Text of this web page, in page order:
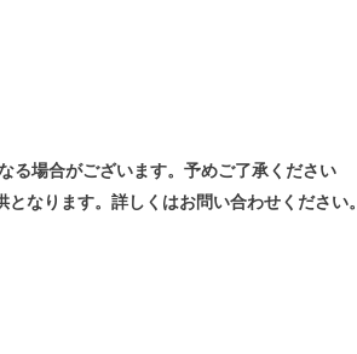
る場合がございます。予めご了承ください
なります。詳しくはお問い合わせください。